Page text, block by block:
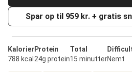
Spar op til 959 kr. + gratis
Kalorier
788 kcal
Protein
24g protein
Total
15 minutterNemt